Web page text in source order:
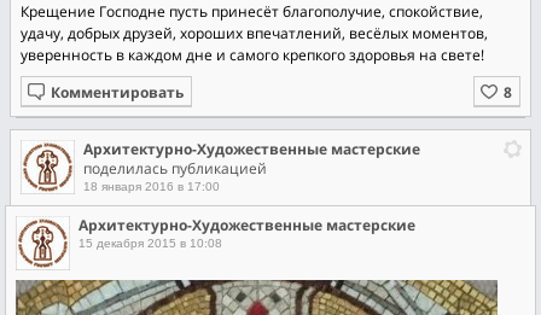
Крещение Господне пусть принесёт благополучие, спокойствие,
удачу, добрых друзей, хороших впечатлений, весёлых моментов,
уверенность в каждом дне и самого крепкого здоровья на свете!
Комментировать
Архитектурно-Художественные мастерские
поделилась публикацией
18 января 2016 в 17:00
Архитектурно-Художественные мастерские
15 декабря 2015 в 10:08